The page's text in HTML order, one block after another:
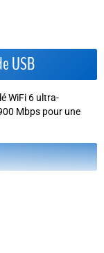
USB
WiFi 6 ultra-
Mbps pour une
protocoles avancés
réseau protégé.
et les jeux